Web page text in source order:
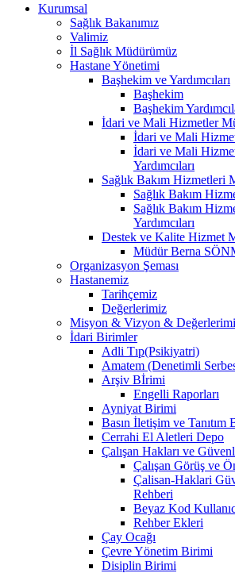
Kurumsal
Sağlık Bakanımız
Valimiz
İl Sağlık Müdürümüz
Hastane Yönetimi
Başhekim ve Yardımcıları
Başhekim
Başhekim
İdari ve Mali Hizmetler
İdari ve Mali
İdari ve Mali
Yardımcıları
Sağlık Bakım Hizmetleri
Sağlık Bakım
Sağlık Bakım
Yardımcıları
Destek ve Kalite Hizmet
Müdür Berna
Organizasyon Şeması
Hastanemiz
Tarihçemiz
Değerlerimiz
Misyon & Vizyon &
İdari Birimler
Adli Tıp(Psikiyatri)
Amatem (Denetimli
Arşiv Bİrimi
Engelli Raporları
Ayniyat Birimi
Basın İletişim ve Tanıtım
Cerrahi El Aletleri Depo
Çalışan Hakları ve
Çalışan Görüş ve
Çalisan-Haklari
Rehberi
Beyaz Kod
Rehber Ekleri
Çay Ocağı
Çevre Yönetim Birimi
Disiplin Birimi